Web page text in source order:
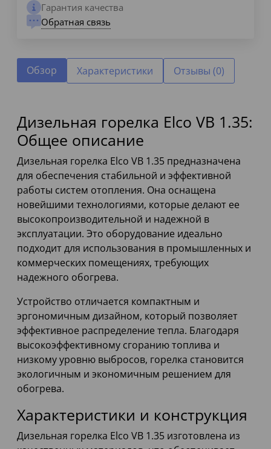
Гарантия качества
Обратная связь
Обзор Характеристики Отзывы (0)
Дизельная горелка Elco VB 1.35:
Общее описание
Дизельная горелка Elco VB 1.35 предназначена
для обеспечения стабильной и эффективной
работы систем отопления. Она оснащена
новейшими технологиями, которые делают ее
высокопроизводительной и надежной в
эксплуатации. Это оборудование идеально
подходит для использования в промышленных и
коммерческих помещениях, требующих
надежного обогрева.
Устройство отличается компактным и
эргономичным дизайном, который позволяет
эффективное распределение тепла. Благодаря
высокоэффективному сгоранию топлива и
низкому уровню выбросов, горелка становится
экологичным и экономичным решением для
обогрева.
Характеристики и конструкция
Дизельная горелка Elco VB 1.35 изготовлена из